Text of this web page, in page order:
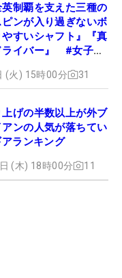
制覇を支えた三種の
ンが入り過ぎないボ
すいシャフト』『真
ライバー』 #女子プ
(火) 15時00分 31
げの半数以上が外ブ
ンの人気が落ちてい
ランキング
(木) 18時00分 11